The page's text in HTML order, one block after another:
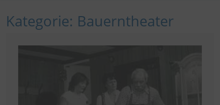
Kategorie: Bauerntheater